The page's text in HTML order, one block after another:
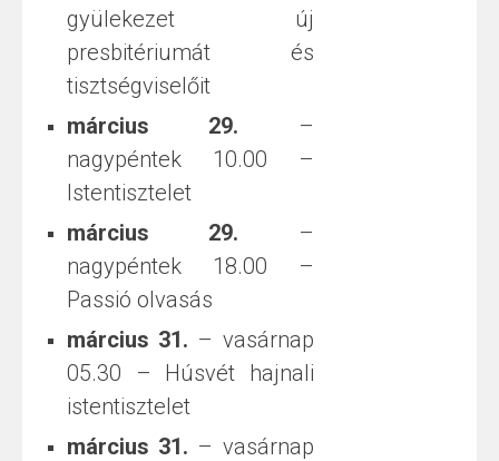
gyülekezet új
presbitériumát és
tisztségviselőit
március 29. –
nagypéntek 10.00 –
Istentisztelet
március 29. –
nagypéntek 18.00 –
Passió olvasás
március 31. – vasárnap
05.30 – Húsvét hajnali
istentisztelet
március 31. – vasárnap